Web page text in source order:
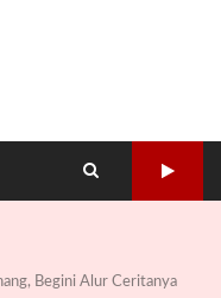
Begini Alur Ceritanya